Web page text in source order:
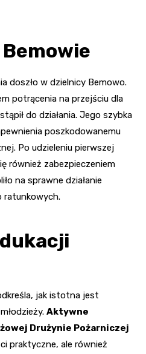
doszło w dzielnicy Bemowo.
potrącenia na przejściu dla
do działania. Jego szybka
poszkodowanemu
Po udzieleniu pierwszej
również zabezpieczeniem
na sprawne działanie
ratunkowych.
jak istotna jest
Aktywne
Drużynie Pożarniczej
praktyczne, ale również